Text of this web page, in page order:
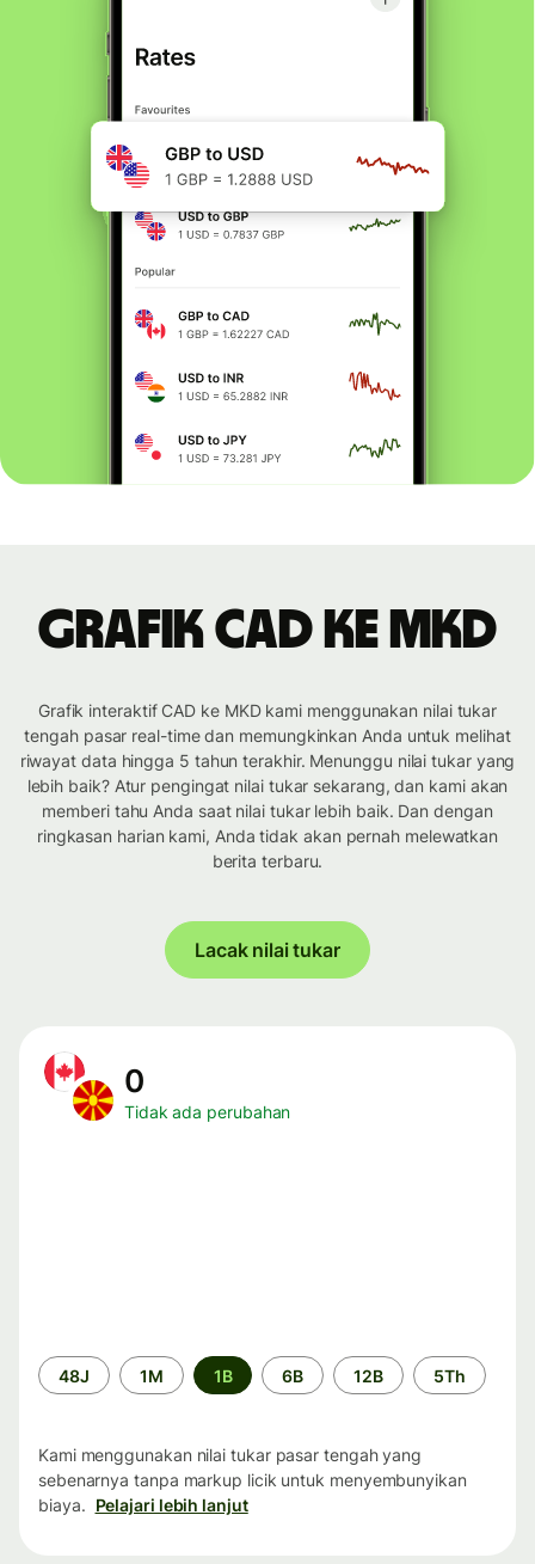
Grafik CAD ke MKD
Grafik interaktif CAD ke MKD kami menggunakan nilai tukar
tengah pasar real-time dan memungkinkan Anda untuk melihat
riwayat data hingga 5 tahun terakhir. Menunggu nilai tukar yang
lebih baik? Atur pengingat nilai tukar sekarang, dan kami akan
memberi tahu Anda saat nilai tukar lebih baik. Dan dengan
ringkasan harian kami, Anda tidak akan pernah melewatkan
berita terbaru.
Lacak nilai tukar
0
Tidak ada perubahan
Periode
waktu
48J 1M 1B 6B 12B 5Th
Kami menggunakan nilai tukar pasar tengah yang
sebenarnya tanpa markup licik untuk menyembunyikan
biaya. Pelajari lebih lanjut